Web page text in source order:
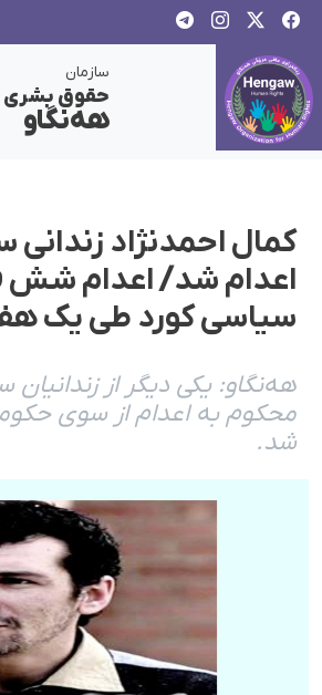
سازمان
حقوق بشری
هەنگاو
کمال احمدنژاد زندانی
اعدام شد/ اعدام شش
سیاسی کورد طی یک
هەنگاو: یکی دیگر از زندانیان
محکوم بە اعدام از سوی
شد.